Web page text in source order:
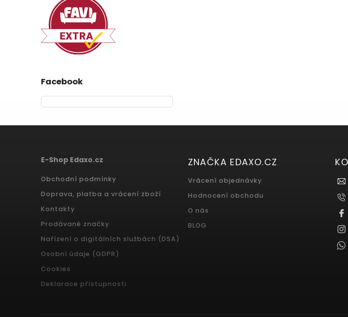
Facebook
E-Shop Edaxo.cz
Obchodní podmínky
Doprava, platba a vrácení zboží
Kontakty
Prodávané značky
Nařízení o digitálních službách (DSA)
Osobní údaje (GDPR)
Cookies
Deklarace přístupnosti
ZNAČKA EDAXO.CZ
Vrácení objednávky
Hodnocení obchodu
O nás
BLOG